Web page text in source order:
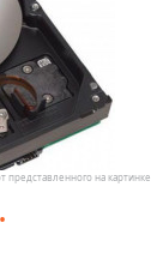
представленного на картинке